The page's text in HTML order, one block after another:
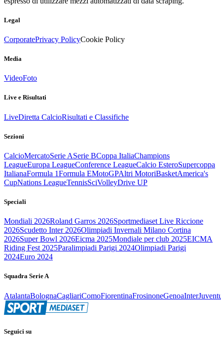
Legal
CorporatePrivacy PolicyCookie Policy
Media
VideoFoto
Live e Risultati
LiveDiretta CalcioRisultati e Classifiche
Sezioni
CalcioMercatoSerie ASerie BCoppa ItaliaChampions
LeagueEuropa LeagueConference LeagueCalcio EsteroSupercoppa
ItalianaFormula 1Formula EMotoGPAltri MotoriBasketAmerica's
CupNations LeagueTennisSciVolleyDrive UP
Speciali
Mondiali 2026Roland Garros 2026Sportmediaset Live Riccione
2026Scudetto Inter 2026Olimpiadi Invernali Milano Cortina
2026Super Bowl 2026Eicma 2025Mondiale per club 2025EICMA
Riding Fest 2025Paralimpiadi Parigi 2024Olimpiadi Parigi
2024Euro 2024
Squadra Serie A
AtalantaBolognaCagliariComoFiorentinaFrosinoneGenoaInter
Seguici su